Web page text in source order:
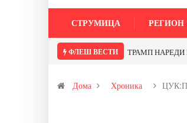
СТРУМИЦА РЕГИОН
ФЛЕШ ВЕСТИ ТРАМП НАРЕДИ
Дома Хроника